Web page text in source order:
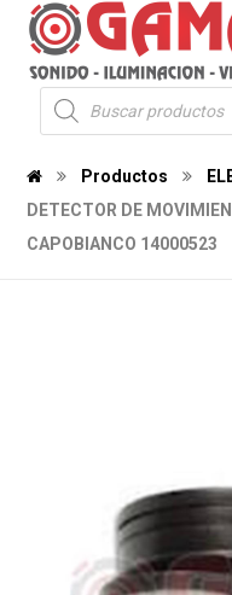
Productos
DETECTOR DE
CAPOBIANCO 14000523